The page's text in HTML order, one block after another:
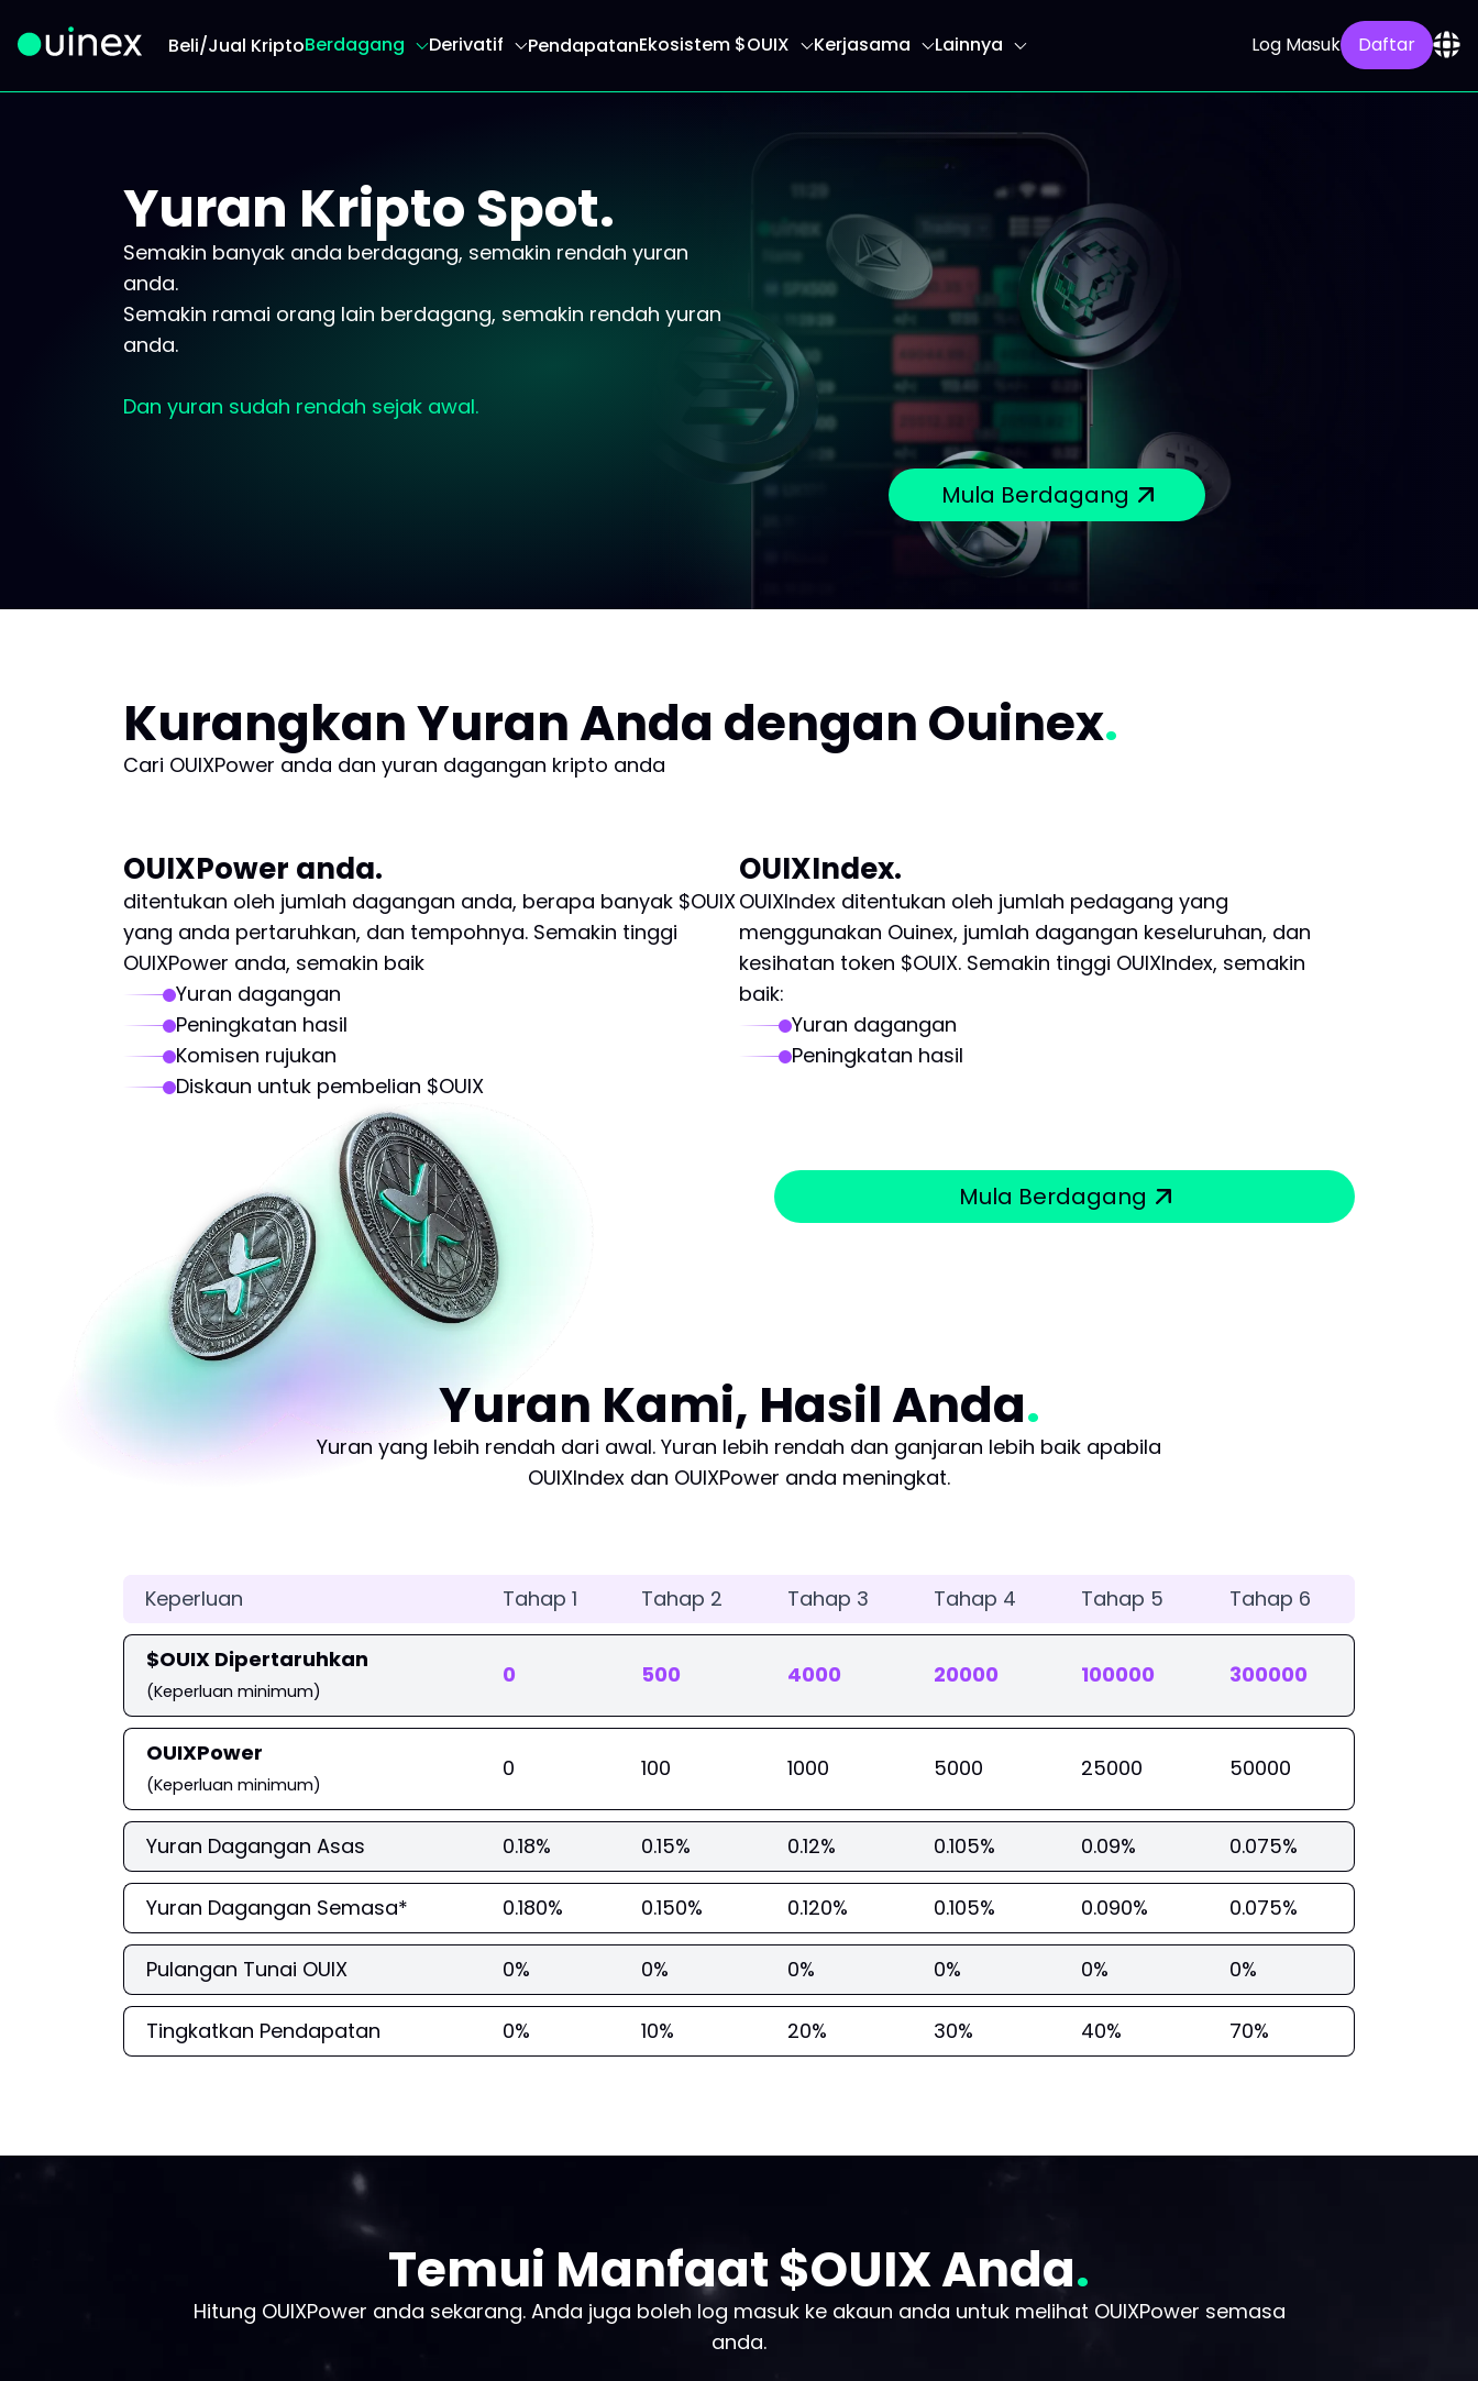
Beli/Jual KriptoBerdagang Derivatif PendapatanEkosistem $OUIX Kerjasama Lainnya Log Masuk Daftar
Yuran Kripto Spot.
Semakin banyak anda berdagang, semakin rendah yuran
anda.
Semakin ramai orang lain berdagang, semakin rendah yuran
anda.
Dan yuran sudah rendah sejak awal.
Mula Berdagang
Kurangkan Yuran Anda dengan Ouinex
Cari OUIXPower anda dan yuran dagangan kripto anda
OUIXPower anda.
ditentukan oleh jumlah dagangan anda, berapa banyak $OUIX
yang anda pertaruhkan, dan tempohnya. Semakin tinggi
OUIXPower anda, semakin baik
Yuran dagangan
Peningkatan hasil
Komisen rujukan
Diskaun untuk pembelian $OUIX
OUIXIndex.
OUIXIndex ditentukan oleh jumlah pedagang yang
menggunakan Ouinex, jumlah dagangan keseluruhan, dan
kesihatan token $OUIX. Semakin tinggi OUIXIndex, semakin
baik:
Yuran dagangan
Peningkatan hasil
Mula Berdagang
Yuran Kami, Hasil Anda
Yuran yang lebih rendah dari awal. Yuran lebih rendah dan ganjaran lebih baik apabila
OUIXIndex dan OUIXPower anda meningkat.
Keperluan Tahap 1 Tahap 2 Tahap 3 Tahap 4 Tahap 5 Tahap 6
$OUIX Dipertaruhkan
(Keperluan minimum)
0 500 4000 20000 100000 300000
OUIXPower
(Keperluan minimum)
0 100 1000 5000 25000 50000
Yuran Dagangan Asas 0.18% 0.15% 0.12% 0.105% 0.09% 0.075%
Yuran Dagangan Semasa* 0.180% 0.150% 0.120% 0.105% 0.090% 0.075%
Pulangan Tunai OUIX 0% 0% 0% 0% 0% 0%
Tingkatkan Pendapatan 0% 10% 20% 30% 40% 70%
Temui Manfaat $OUIX Anda
Hitung OUIXPower anda sekarang. Anda juga boleh log masuk ke akaun anda untuk melihat OUIXPower semasa
anda.